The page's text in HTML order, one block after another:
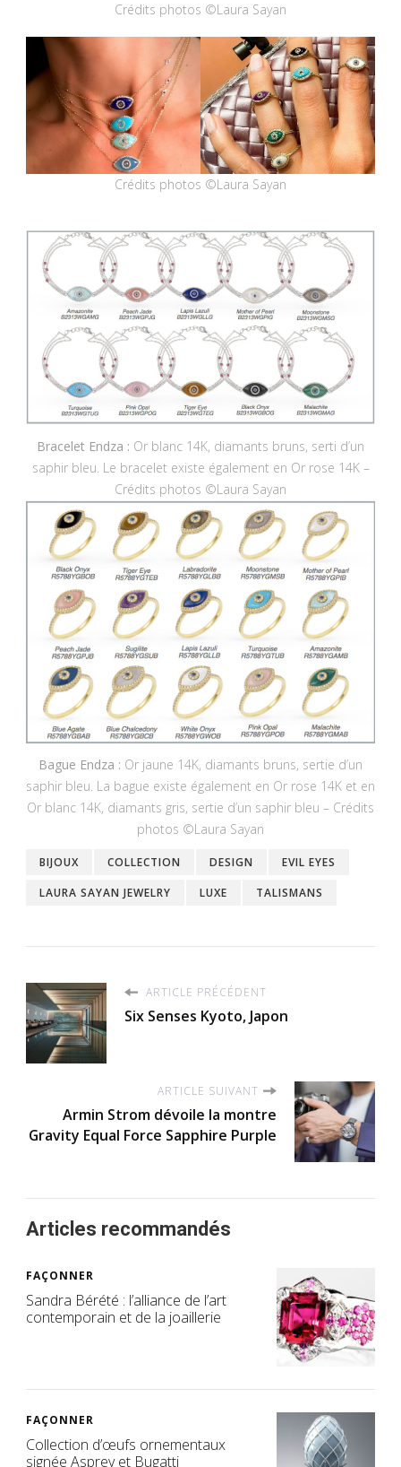
Crédits photos ©Laura Sayan
Crédits photos ©Laura Sayan
Bracelet Endza : Or blanc 14K, diamants bruns, serti d’un
saphir bleu. Le bracelet existe également en Or rose 14K –
Crédits photos ©Laura Sayan
Bague Endza : Or jaune 14K, diamants bruns, sertie d’un
saphir bleu. La bague existe également en Or rose 14K et en
Or blanc 14K, diamants gris, sertie d’un saphir bleu – Crédits
photos ©Laura Sayan
BIJOUX COLLECTION DESIGN
EVIL EYES
LAURA SAYAN JEWELRY
LUXE TALISMANS
ARTICLE PRÉCÉDENT
Six Senses Kyoto, Japon
ARTICLE SUIVANT
Armin Strom dévoile la montre
Gravity Equal Force Sapphire Purple
Articles recommandés
FAÇONNER
Sandra Bérété : l’alliance de l’art
contemporain et de la joaillerie
FAÇONNER
Collection d’œufs ornementaux
signée Asprey et Bugatti